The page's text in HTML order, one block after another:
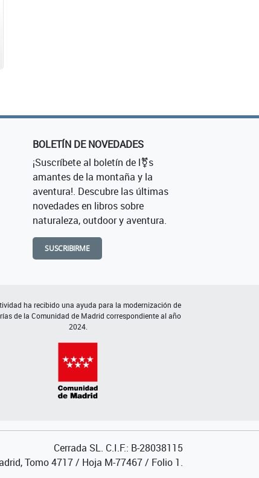
BOLETÍN DE NOVEDADES
¡Suscríbete al boletín de l⚧s
amantes de la montaña y la
aventura!. Descubre las últimas
novedades en libros sobre
naturaleza, outdoor y aventura.
SUSCRIBIRME
ha recibido una ayuda para la modernización de
de la Comunidad de Madrid correspondiente al año
2024.
Cerrada SL. C.I.F.: B-28038115
Tomo 4717 / Hoja M-77467 / Folio 1.